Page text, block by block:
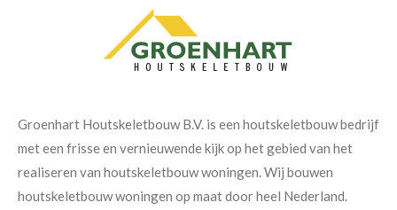
Groenhart Houtskeletbouw B.V. is een houtskeletbouw bedrijf
met een frisse en vernieuwende kijk op het gebied van het
realiseren van houtskeletbouw woningen. Wij bouwen
houtskeletbouw woningen op maat door heel Nederland.